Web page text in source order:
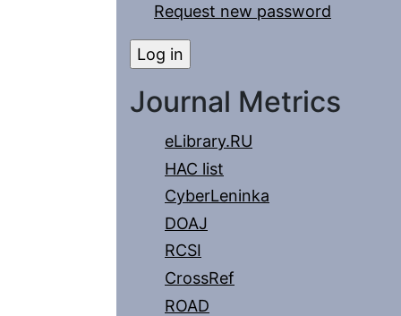
Request new password
Journal Metrics
eLibrary.RU
HAC list
CyberLeninka
DOAJ
RCSI
CrossRef
ROAD